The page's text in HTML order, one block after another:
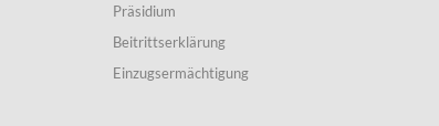
Präsidium
Beitrittserklärung
Einzugsermächtigung